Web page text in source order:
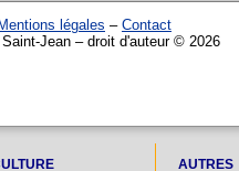
Mentions légales – Contact
Jean – droit d'auteur © 2026
AUTRES